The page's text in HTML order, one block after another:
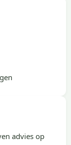
advies op